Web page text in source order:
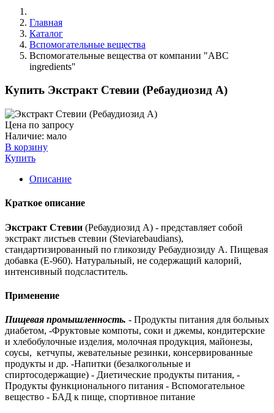
Главная
Каталог
Вспомогательные вещества
Вспомогательные вещества от компании "ABC
ingredients"
Купить Экстракт Стевии (Ребаудиозид А)
Цена по запросу
Наличие: мало
В корзину
Купить
Описание
Краткое описание
Экстракт Стевии (Ребаудиозид А) - представляет собой
экстракт листьев стевии (Steviarebaudians),
стандартизированный по гликозиду Ребаудиозиду А. Пищевая
добавка (Е-960). Натуральный, не содержащий калорий,
интенсивный подсластитель.
Применение
Пищевая промышленность. - Продукты питания для больных
диабетом, -Фруктовые компоты, соки и джемы, кондитерские
и хлебобулочные изделия, молочная продукция, майонезы,
соусы, кетчупы, жевательные резинки, консервированные
продукты и др. -Напитки (безалкогольные и
спиртосодержащие) - Диетические продукты питания, -
Продукты функционального питания - Вспомогательное
вещество - БАД к пище, спортивное питание